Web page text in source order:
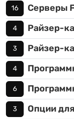
16 Серверы
4 Райзер-
3 Райзер-
4
6
3 Опции